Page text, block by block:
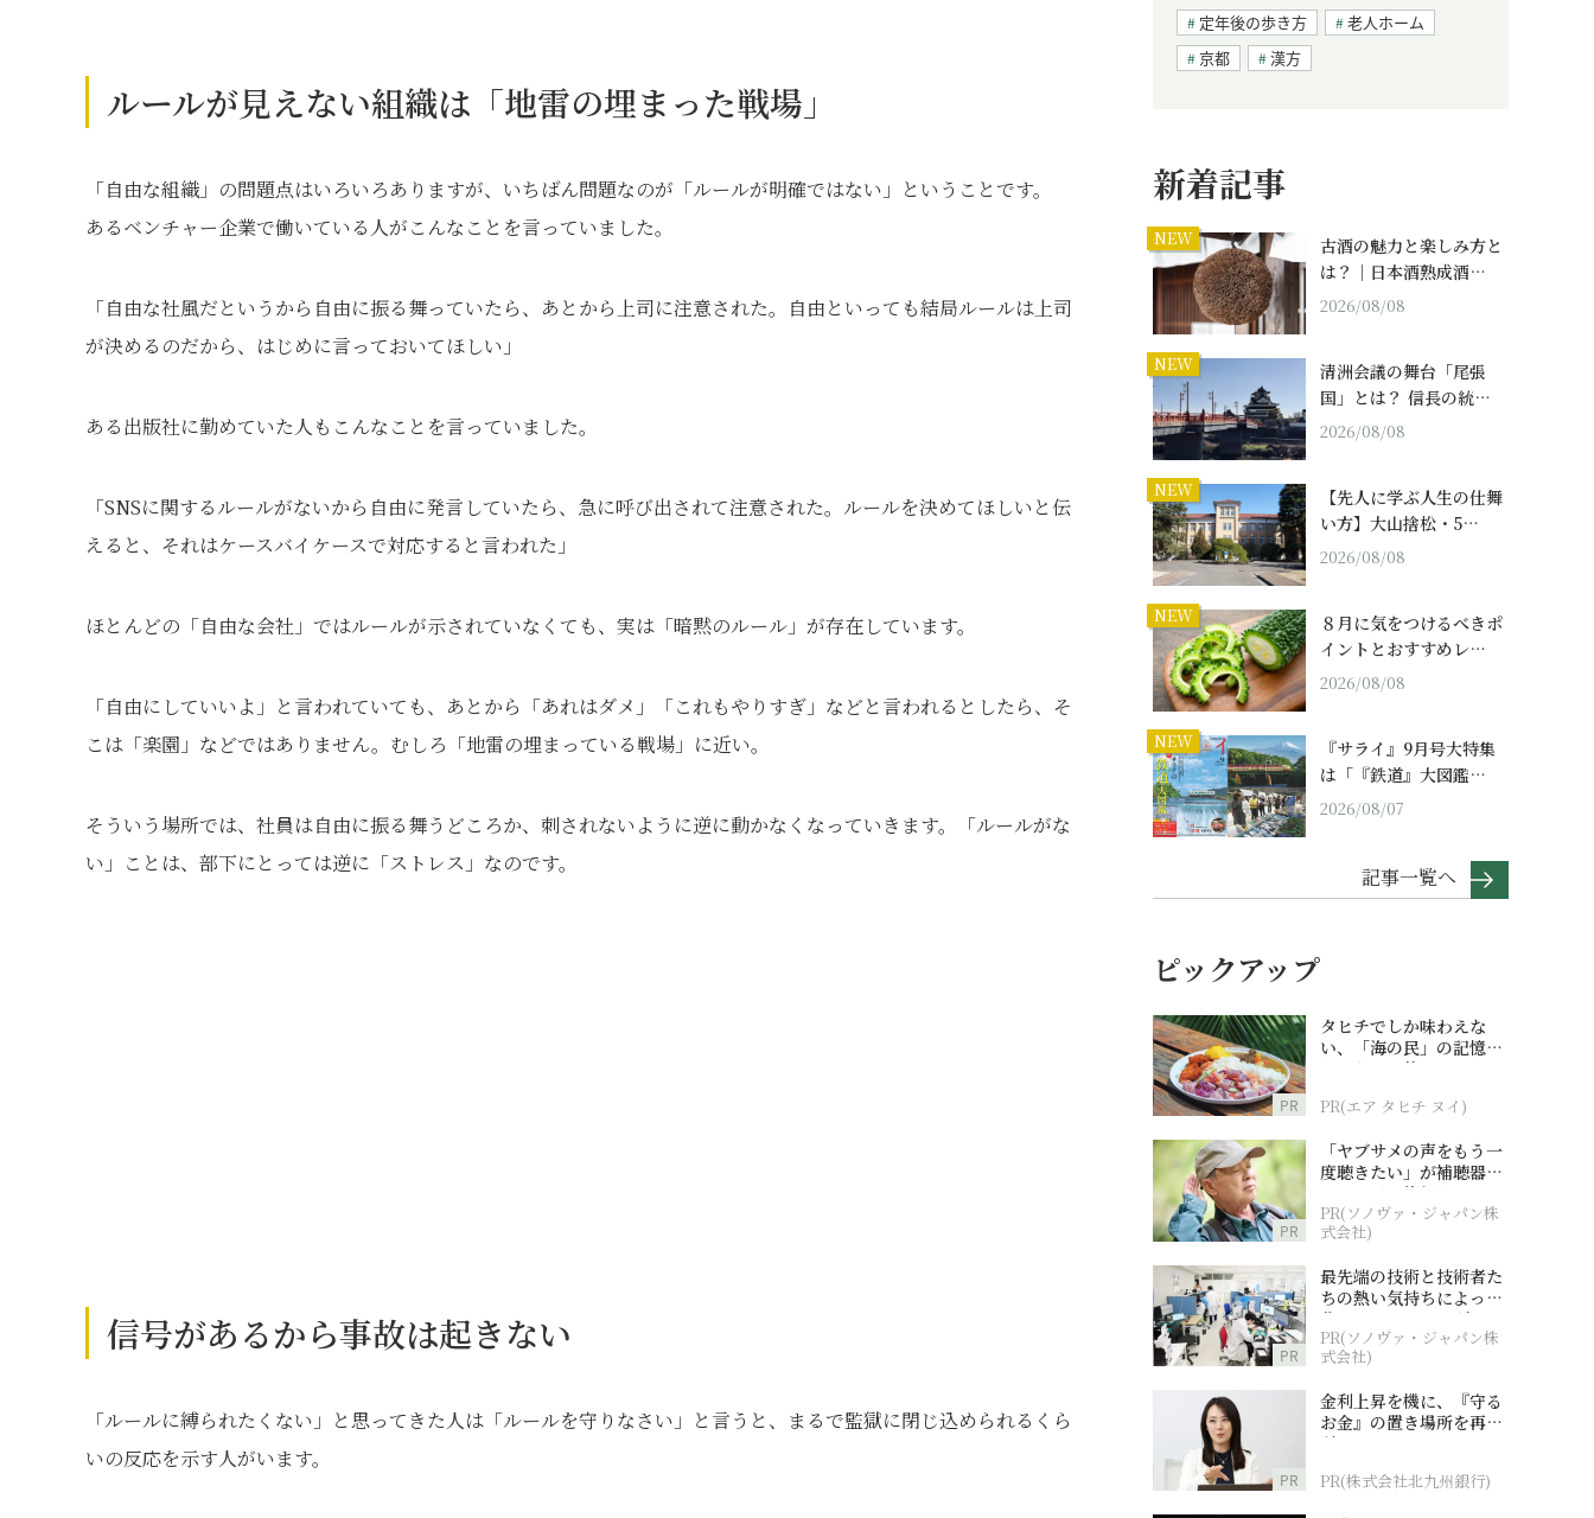
ルールが見えない組織は「地雷の埋まった戦場」
「自由な組織」の問題点はいろいろありますが、いちばん問題なのが「ルールが明確ではない」ということです。
あるベンチャー企業で働いている人がこんなことを言っていました。
「自由な社風だというから自由に振る舞っていたら、あとから上司に注意された。自由といっても結局ルールは上司
が決めるのだから、はじめに言っておいてほしい」
ある出版社に勤めていた人もこんなことを言っていました。
「SNSに関するルールがないから自由に発言していたら、急に呼び出されて注意された。ルールを決めてほしいと伝
えると、それはケースバイケースで対応すると言われた」
ほとんどの「自由な会社」ではルールが示されていなくても、実は「暗黙のルール」が存在しています。
「自由にしていいよ」と言われていても、あとから「あれはダメ」「これもやりすぎ」などと言われるとしたら、そ
こは「楽園」などではありません。むしろ「地雷の埋まっている戦場」に近い。
そういう場所では、社員は自由に振る舞うどころか、刺されないように逆に動かなくなっていきます。「ルールがな
い」ことは、部下にとっては逆に「ストレス」なのです。
信号があるから事故は起きない
「ルールに縛られたくない」と思ってきた人は「ルールを守りなさい」と言うと、まるで監獄に閉じ込められるくら
いの反応を示す人がいます。
定年後の歩き方
老人ホーム
京都
漢方
新着記事
NEW
古酒の魅力と楽しみ方と
は？｜日本酒熟成酒…
2026/08/08
NEW
清洲会議の舞台「尾張
国」とは？ 信長の統…
2026/08/08
NEW
【先人に学ぶ人生の仕舞
い方】大山捨松・5…
2026/08/08
NEW
８月に気をつけるべきポ
イントとおすすめレ…
2026/08/08
NEW
『サライ』9月号大特集
は「『鉄道』大図鑑…
2026/08/07
記事一覧へ
ピックアップ
PR
タヒチでしか味わえな
い、「海の民」の記憶へ
とつながる旅
PR(エア タヒチ ヌイ)
PR
「ヤブサメの声をもう一
度聴きたい」が補聴器チ
ャレンジの後押しに
PR(ソノヴァ・ジャパン株
式会社)
PR
最先端の技術と技術者た
ちの熱い気持ちによって
作られているオーダーメ
イド補聴器
PR(ソノヴァ・ジャパン株
式会社)
PR
金利上昇を機に、『守る
お金』の置き場所を再検
討
PR(株式会社北九州銀行)